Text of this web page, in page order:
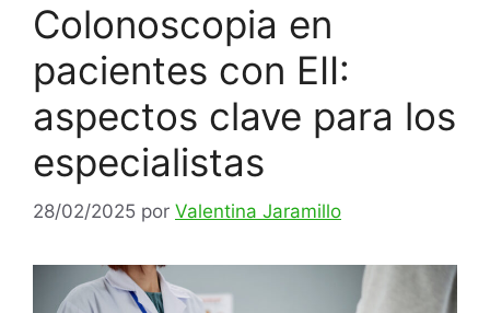
Colonoscopia en
pacientes con EII:
aspectos clave para los
especialistas
28/02/2025 por Valentina Jaramillo